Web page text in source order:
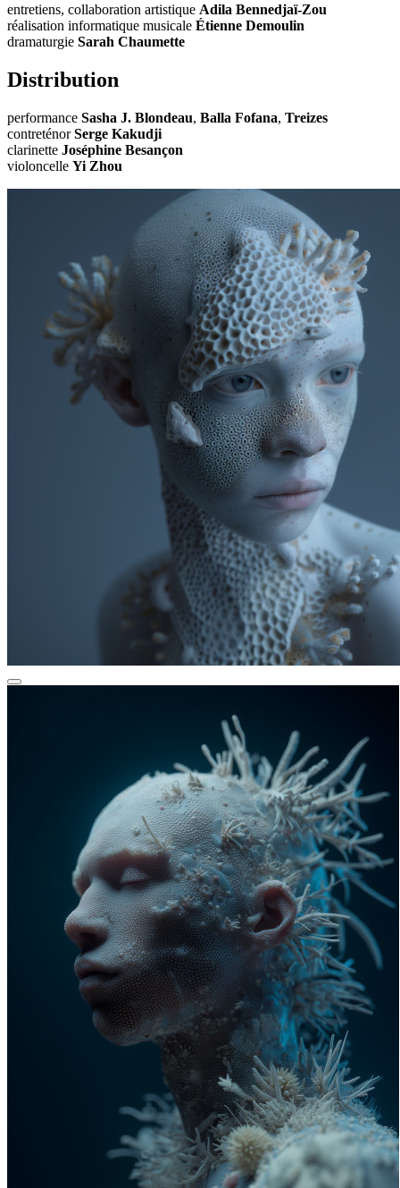
entretiens, collaboration artistique Adila Bennedjaï-Zou
réalisation informatique musicale Étienne Demoulin
dramaturgie Sarah Chaumette
Distribution
performance Sasha J. Blondeau, Balla Fofana, Treizes
contreténorSerge Kakudji
clarinette Joséphine Besançon
violoncelle Yi Zhou